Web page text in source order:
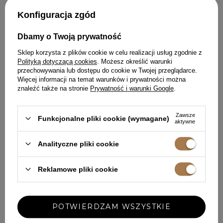
629,00 ZŁ
JORDI - CEKINOWA SUKIENKA
Z DEKOLTEM CARMEN
S M
Konfiguracja zgód
Dbamy o Twoją prywatność
Sklep korzysta z plików cookie w celu realizacji usług zgodnie z
Polityką dotyczącą cookies . Możesz określić warunki
przechowywania lub dostępu do cookie w Twojej przeglądarce.
Więcej informacji na temat warunków i prywatności można
znaleźć także na stronie Prywatność i warunki Google
Funkcjonalne pliki cookie (wymagane)
Zawsze
aktywne
Analityczne pliki cookie
Reklamowe pliki cookie
POTWIERDZAM WSZYSTKIE